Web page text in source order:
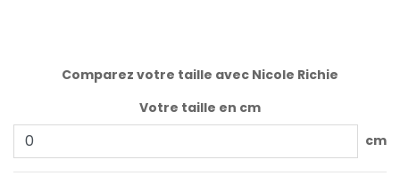
Comparez votre taille avec Nicole Richie
Votre taille en cm
cm